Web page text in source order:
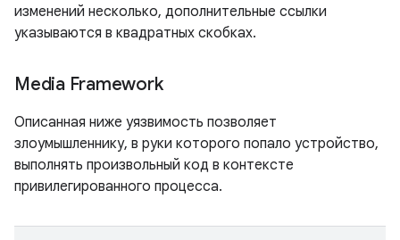
изменений несколько, дополнительные ссылки
указываются в квадратных скобках.
Media Framework
Описанная ниже уязвимость позволяет
злоумышленнику, в руки которого попало устройство,
выполнять произвольный код в контексте
привилегированного процесса.